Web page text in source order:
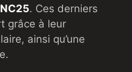
. Ces derniers
grâce à leur
ainsi qu’une